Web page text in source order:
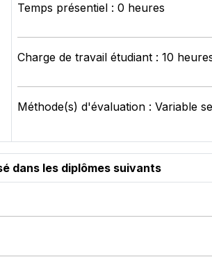
Temps présentiel : 0 heures
Charge de travail étudiant : 10
Méthode(s) d'évaluation : Variable
dans les diplômes suivants